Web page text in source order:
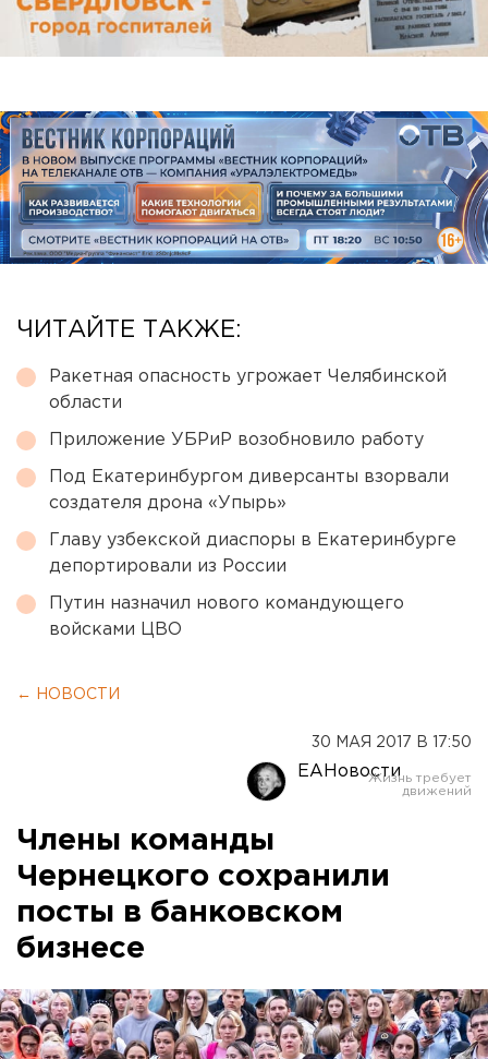
ЧИТАЙТЕ ТАКЖЕ:
Ракетная опасность угрожает Челябинской
области
Приложение УБРиР возобновило работу
Под Екатеринбургом диверсанты взорвали
создателя дрона «Упырь»
Главу узбекской диаспоры в Екатеринбурге
депортировали из России
Путин назначил нового командующего
войсками ЦВО
← НОВОСТИ
30 МАЯ 2017 В 17:50
ЕАНовости
Члены команды
Чернецкого сохранили
посты в банковском
бизнесе